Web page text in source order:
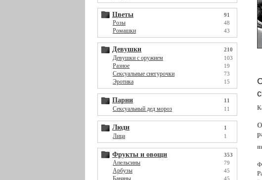
Цветы 91
Розы 48
Ромашки 43
Девушки 210
Девушки с оружием 103
Разное 19
Сексуальные снегурочки 73
Эротика 15
Парни 11
Сексуальный дед мороз 11
Люди 1
Лица 1
Фрукты и овощи 353
Апельсины 79
Арбузы 45
45